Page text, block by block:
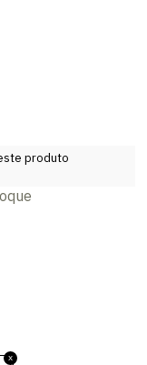
produto